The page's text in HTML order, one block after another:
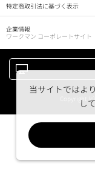
特定商取引法に基づく表示
企業情報
ワークマン コーポレートサイト
Copyright
当サイトではよ
し